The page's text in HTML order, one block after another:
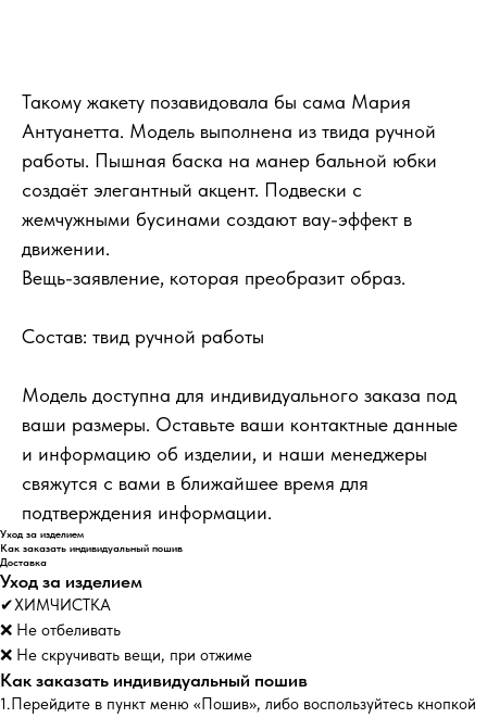
Такому жакету позавидовала бы сама Мария
Антуанетта. Модель выполнена из твида ручной
работы. Пышная баска на манер бальной юбки
создаёт элегантный акцент. Подвески с
жемчужными бусинами создают вау-эффект в
движении.
Вещь-заявление, которая преобразит образ.
Состав: твид ручной работы
Модель доступна для индивидуального заказа под
ваши размеры. Оставьте ваши контактные данные
и информацию об изделии, и наши менеджеры
свяжутся с вами в ближайшее время для
подтверждения информации.
Уход за изделием
Как заказать индивидуальный пошив
Доставка
Уход за изделием
✔ХИМЧИСТКА
❌ Не отбеливать
❌ Не скручивать вещи, при отжиме
Как заказать индивидуальный пошив
1.Перейдите в пункт меню «Пошив», либо воспользуйтесь кнопкой